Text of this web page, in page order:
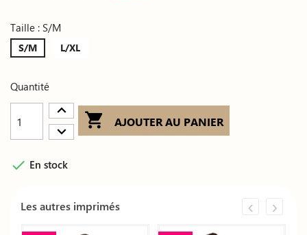
Taille : S/M
S/M L/XL
Quantité
 AJOUTER AU PANIER
 En stock
Les autres imprimés ‹ ›